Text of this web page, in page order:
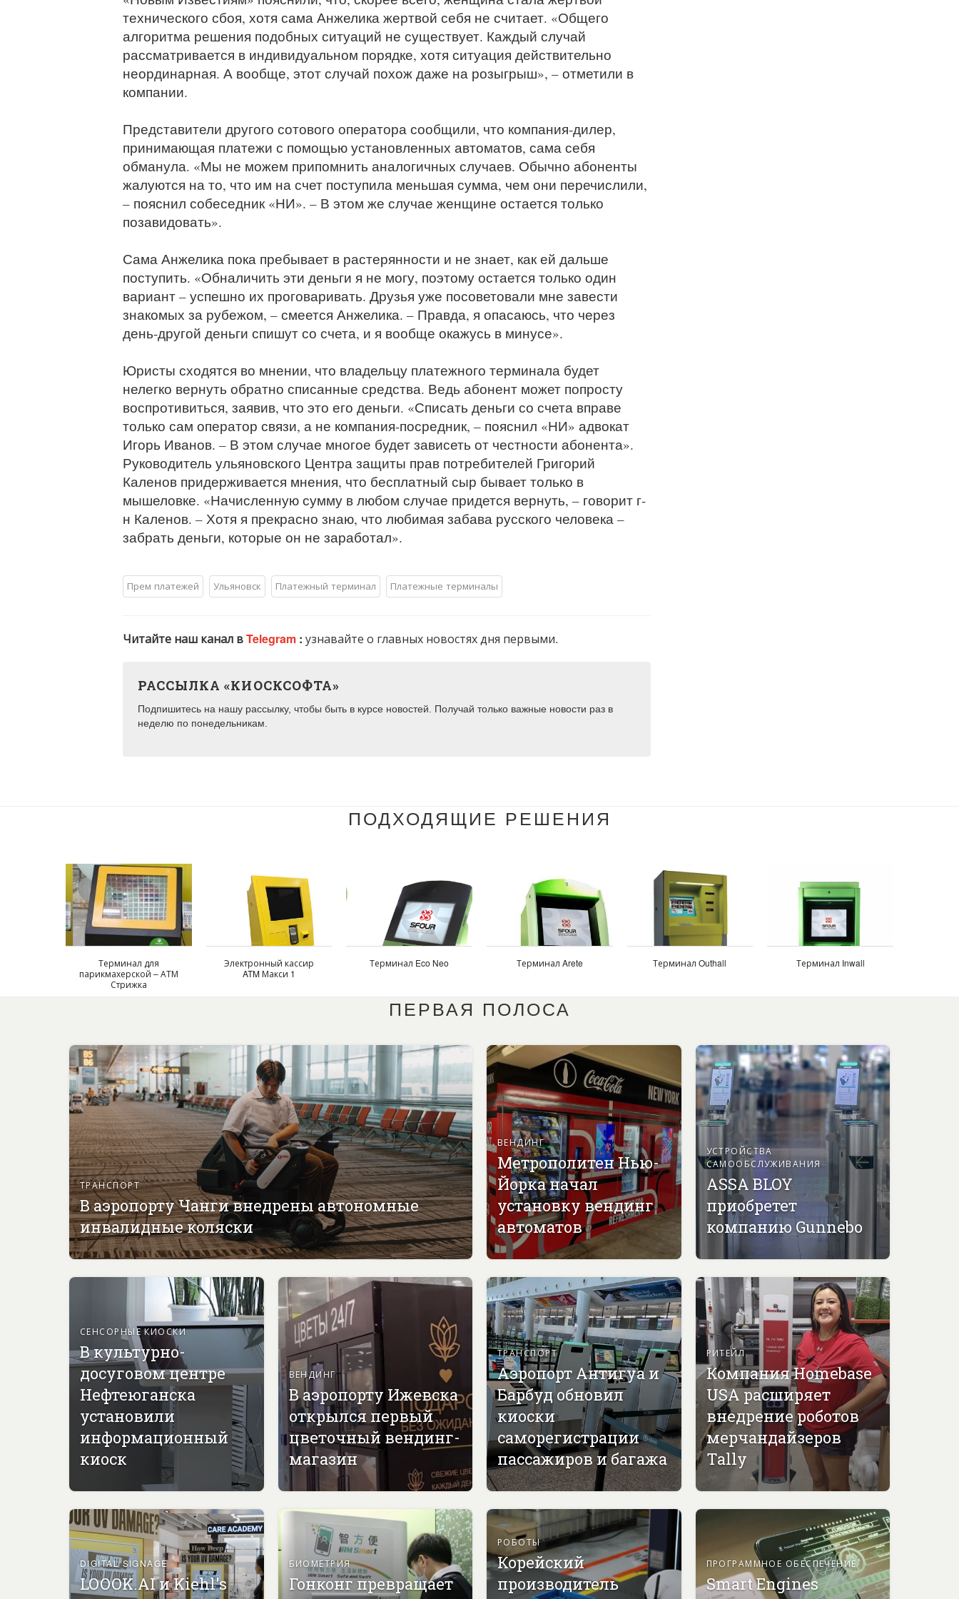
технического сбоя, хотя сама Анжелика жертвой себя не считает. «Общего
алгоритма решения подобных ситуаций не существует. Каждый случай
рассматривается в индивидуальном порядке, хотя ситуация действительно
неординарная. А вообще, этот случай похож даже на розыгрыш», – отметили в
компании.
Представители другого сотового оператора сообщили, что компания-дилер,
принимающая платежи с помощью установленных автоматов, сама себя
обманула. «Мы не можем припомнить аналогичных случаев. Обычно абоненты
жалуются на то, что им на счет поступила меньшая сумма, чем они перечислили,
– пояснил собеседник «НИ». – В этом же случае женщине остается только
позавидовать».
Сама Анжелика пока пребывает в растерянности и не знает, как ей дальше
поступить. «Обналичить эти деньги я не могу, поэтому остается только один
вариант – успешно их проговаривать. Друзья уже посоветовали мне завести
знакомых за рубежом, – смеется Анжелика. – Правда, я опасаюсь, что через
день-другой деньги спишут со счета, и я вообще окажусь в минусе».
Юристы сходятся во мнении, что владельцу платежного терминала будет
нелегко вернуть обратно списанные средства. Ведь абонент может попросту
воспротивиться, заявив, что это его деньги. «Списать деньги со счета вправе
только сам оператор связи, а не компания-посредник, – пояснил «НИ» адвокат
Игорь Иванов. – В этом случае многое будет зависеть от честности абонента».
Руководитель ульяновского Центра защиты прав потребителей Григорий
Каленов придерживается мнения, что бесплатный сыр бывает только в
мышеловке. «Начисленную сумму в любом случае придется вернуть, – говорит г-
н Каленов. – Хотя я прекрасно знаю, что любимая забава русского человека –
забрать деньги, которые он не заработал».
Прем платежей Ульяновск Платежный терминал Платежные терминалы
Читайте наш канал вTelegram : узнавайте о главных новостях дня первыми.
РАССЫЛКА «КИОСКСОФТА»
Подпишитесь на нашу рассылку, чтобы быть в курсе новостей. Получай только важные новости раз в
неделю по понедельникам.
ПОДХОДЯЩИЕ РЕШЕНИЯ
Терминал для
парикмахерской – АТМ
Стрижка
Электронный кассир
ATM Макси 1
Терминал Eco Neo Терминал Arete Терминал Outhall Терминал Inwall
ПЕРВАЯ ПОЛОСА
ТРАНСПОРТ
В аэропорту Чанги внедрены автономные
инвалидные коляски
ВЕНДИНГ
Метрополитен Нью-
Йорка начал
установку вендинг
автоматов
УСТРОЙСТВА
САМООБСЛУЖИВАНИЯ
ASSA BLOY
приобретет
компанию Gunnebo
СЕНСОРНЫЕ КИОСКИ
В культурно-
досуговом центре
Нефтеюганска
установили
информационный
киоск
ВЕНДИНГ
В аэропорту Ижевска
открылся первый
цветочный вендинг-
магазин
ТРАНСПОРТ
Аэропорт Антигуа и
Барбуд обновил
киоски
саморегистрации
пассажиров и багажа
РИТЕЙЛ
Компания Homebase
USA расширяет
внедрение роботов
мерчандайзеров
Tally
DIGITAL SIGNAGE
LOOOK.AI и Kiehl's
БИОМЕТРИЯ
Гонконг превращает
РОБОТЫ
Корейский
производитель
ПРОГРАММНОЕ ОБЕСПЕЧЕНИЕ
Smart Engines